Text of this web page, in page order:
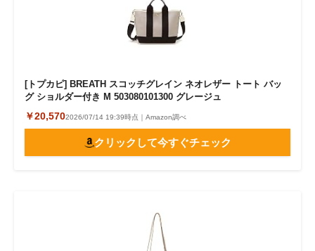
[トプカピ] BREATH スコッチグレイン ネオレザー トート バッ
グ ショルダー付き M 503080101300 グレージュ
￥20,5702026/07/14 19:39時点｜Amazon調べ
クリックして今すぐチェック